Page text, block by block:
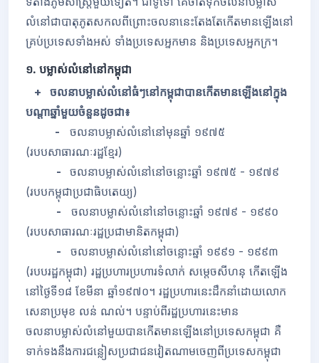
លំនៅជាបាតុភូតសកលពីព្រោះចលនានេះតែងតែកើតមានឡើងនៅ
គ្រប់ប្រទេសទាំងអស់ ទាំងប្រទេសអ្នកមាន និងប្រទេសអ្នកក្រ។
១. បម្លាស់លំនៅនៅកម្ពុជា
+ ចលនាបម្លាស់លំនៅធំៗនៅកម្ពុជាបានកើតមានឡើងនៅក្នុង
បណ្តាឆ្នាំមួយចំនួនដូចជា៖
-
ចលនាបម្លាស់លំនៅនៅមុនឆ្នាំ ១៩៧៥
(របបសាធារណៈរដ្ឋខ្មែរ)
- ចលនាបម្លាស់លំនៅនៅចន្លោះឆ្នាំ ១៩៧៥ - ១៩៧៩
(របបកម្ពុជាប្រជាធិបតេយ្យ)
-
ចលនាបម្លាស់លំនៅនៅចន្លោះឆ្នាំ ១៩៧៩ - ១៩៩០
(របបសាធារណៈរដ្ឋប្រជាមានិតកម្ពុជា)
-
ចលនាបម្លាស់លំនៅនៅចន្លោះឆ្នាំ ១៩៩១ - ១៩៩៣
(របបរដ្ឋកម្ពុជា) រដ្ឋប្រហារប្រហារទំលាក់ សម្តេចសីហនុ កើតឡើង
នៅថ្ងៃទី១៨ ខែមីនា ឆ្នាំ១៩៧០។ រដ្ឋប្រហារនេះដឹកនាំដោយលោក
សេនាប្រមុខ លន់ ណល់។ បន្ទាប់ពីរដ្ឋប្រហារនេះមាន
ចលនាបម្លាស់លំនៅមួយបានកើតមានឡើងនៅប្រទេសកម្ពុជា គឺ
ទាក់ទងនឹងការជន្លៀសប្រជាជនវៀតណាមចេញពីប្រទេសកម្ពុជា